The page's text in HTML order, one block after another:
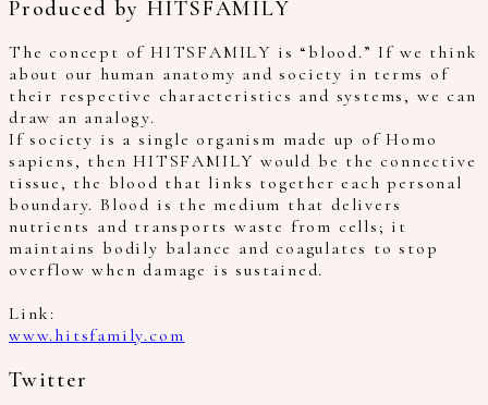
Produced by HITSFAMILY
The concept of HITSFAMILY is “blood.” If we think
about our human anatomy and society in terms of
their respective characteristics and systems, we can
draw an analogy.
If society is a single organism made up of Homo
sapiens, then HITSFAMILY would be the connective
tissue, the blood that links together each personal
boundary. Blood is the medium that delivers
nutrients and transports waste from cells; it
maintains bodily balance and coagulates to stop
overflow when damage is sustained.
Link:
www.hitsfamily.com
Twitter